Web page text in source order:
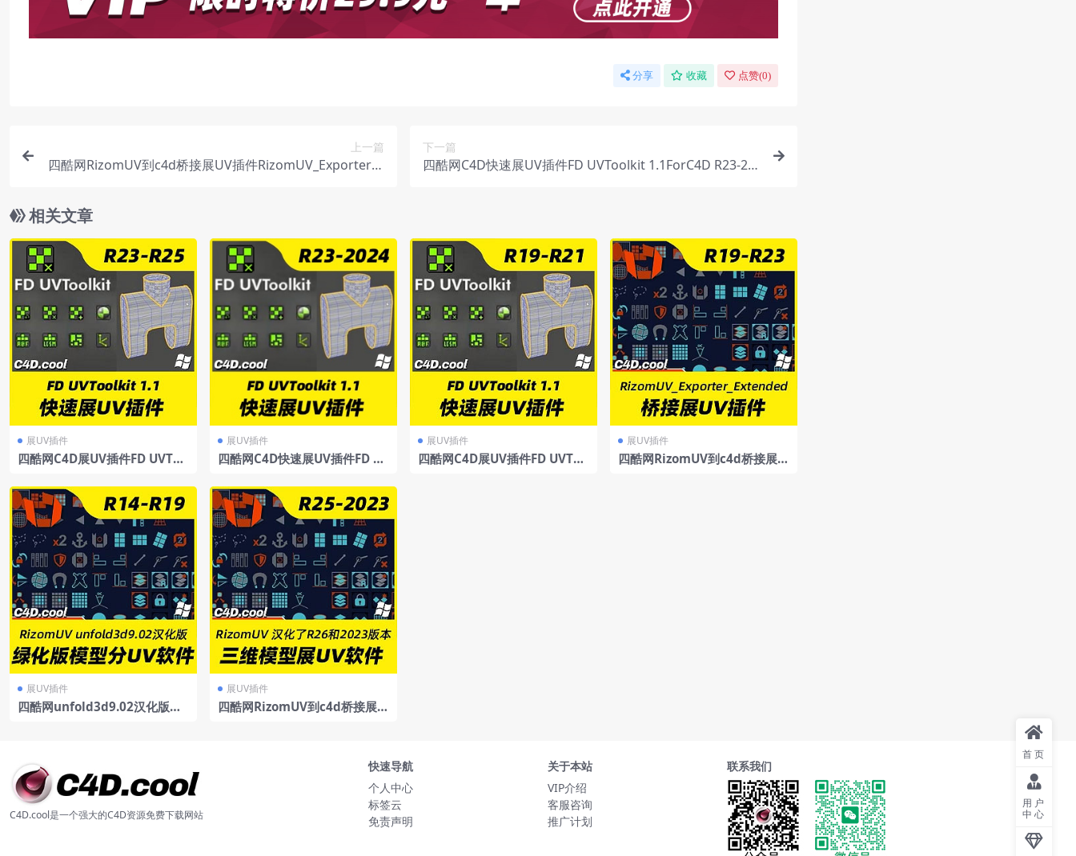
分享 收藏 点赞(0)
上一篇
四酷网RizomUV到c4d桥接展UV插件RizomUV_Exporter_E
下一篇
四酷网C4D快速展UV插件FD UVToolkit 1.1ForC4D R23-20
相关文章
展UV插件
四酷网C4D展UV插件FD UVToo
D UVToolkit1.1支持R23/R24/
R25
展UV插件
四酷网C4D快速展UV插件FD U
4
展UV插件
四酷网C4D展UV插件FD UVToo
展UV插件
四酷网RizomUV到c4d桥接展U
展UV插件
四酷网unfold3d9.02汉化版单
展UV插件
四酷网RizomUV到c4d桥接展U
C4D.cool是一个强大的C4D资源免费下载网站
快速导航
个人中心
标签云
免责声明
关于本站
VIP介绍
客服咨询
推广计划
联系我们
首页
用户
中心